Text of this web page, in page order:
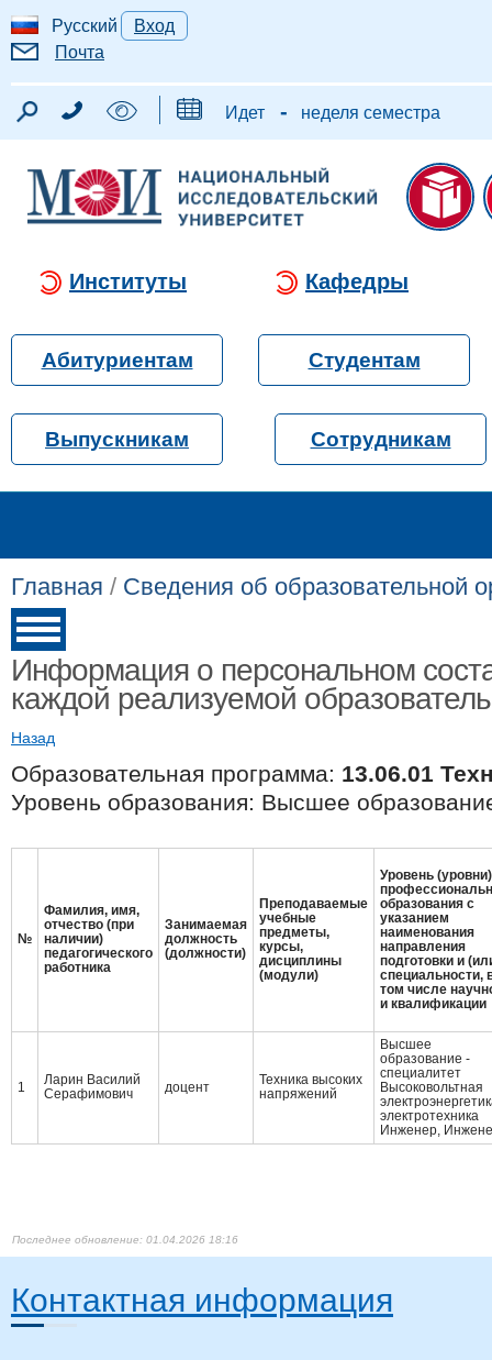
Русский
Вход
Почта
Идет - неделя семестра
Институты Кафедры
Абитуриентам Студентам
Выпускникам Сотрудникам
Главная / Сведения об образовательной
Информация о персональном
каждой реализуемой
Назад
Образовательная программа: 13.06.01
Уровень образования: Высшее
№
Фамилия, имя,
отчество (при
наличии)
педагогического
работника
Занимаемая
должность
(должности)
Преподаваемые
учебные
предметы,
курсы,
дисциплины
(модули)
Уровень (уровни)
образования с
указанием
наименования
направления
подготовки и
специальности,
том числе
и квалификации
1
Ларин Василий
Серафимович
доцент
Техника высоких
напряжений
Высшее
образование -
специалитет
Высоковольтная
электротехника
Инженер,
01.04.2026 18:16
Контактная информация